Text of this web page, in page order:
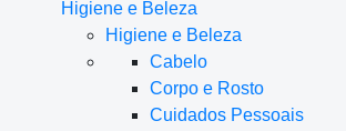
Higiene e Beleza
Higiene e Beleza
Cabelo
Corpo e Rosto
Cuidados Pessoais